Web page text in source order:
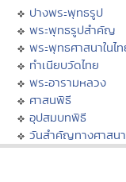
ปางพระพุทธรูป
พระพุทธรูปสำคัญ
พระพุทธศาสนาในไ
ทำเนียบวัดไทย
พระอารามหลวง
ศาสนพิธี
อุปสมบทพิธี
วันสำคัญทางศาสนา